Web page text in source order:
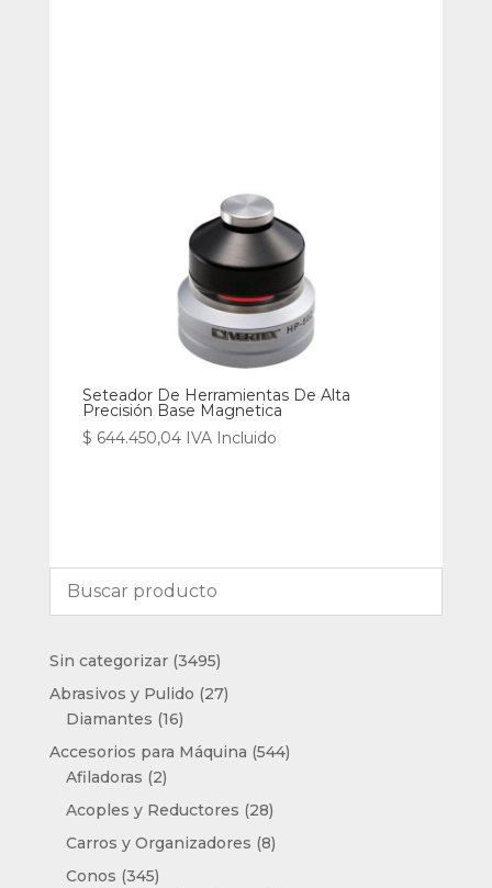
Seteador De Herramientas De Alta
Precisión Base Magnetica
$ 644.450,04 IVA Incluido
Sin categorizar 34953495
productos
Abrasivos y Pulido 2727
Diamantes 1616
productos
Accesorios para Máquina 544544
Afiladoras 22
productos
Acoples y Reductores 2828
productos
Carros y Organizadores 88
Conos 345345